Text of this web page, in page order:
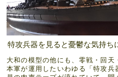
特攻兵器を見ると憂鬱な気持ち
大和の模型の他にも、零戦・回天
本軍が運用したいわゆる「特攻兵